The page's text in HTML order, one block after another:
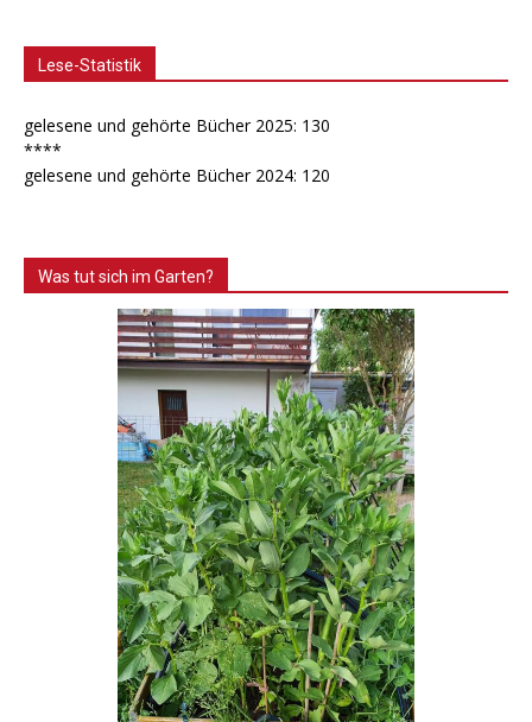
Lese-Statistik
gelesene und gehörte Bücher 2025: 130
****
gelesene und gehörte Bücher 2024: 120
Was tut sich im Garten?